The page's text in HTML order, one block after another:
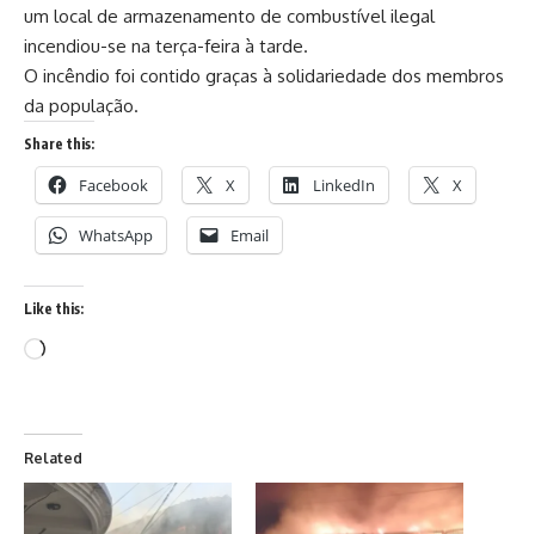
um local de armazenamento de combustível ilegal
incendiou-se na terça-feira à tarde.
O incêndio foi contido graças à solidariedade dos membros
da população.
Share this:
Facebook X LinkedIn X
WhatsApp Email
Like this:
Related